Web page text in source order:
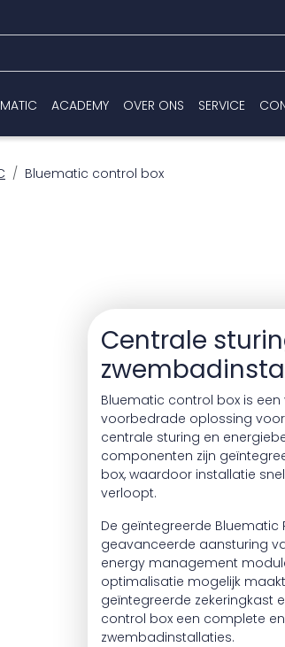
ACADEMY OVER ONS SERVICE
Bluematic control box
Centrale
Bluematic control box is
voorbedrade oplossing
centrale sturing en
componenten zijn
box, waardoor installatie
verloopt.
De geïntegreerde
geavanceerde aansturing
energy management
optimalisatie mogelijk
geïntegreerde zekeringkast
control box een complete
zwembadinstallaties.